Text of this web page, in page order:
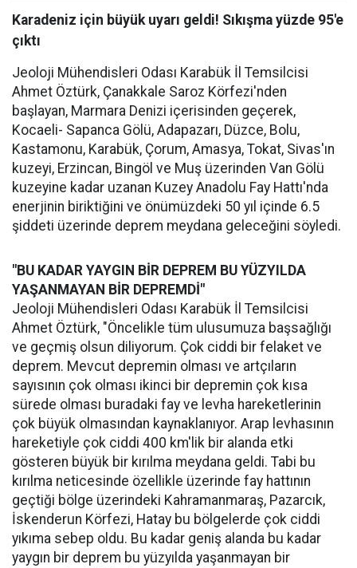
Karadeniz için büyük uyarı geldi! Sıkışma yüzde 95'e
çıktı
Jeoloji Mühendisleri Odası Karabük İl Temsilcisi
Ahmet Öztürk, Çanakkale Saroz Körfezi'nden
başlayan, Marmara Denizi içerisinden geçerek,
Kocaeli- Sapanca Gölü, Adapazarı, Düzce, Bolu,
Kastamonu, Karabük, Çorum, Amasya, Tokat, Sivas'ın
kuzeyi, Erzincan, Bingöl ve Muş üzerinden Van Gölü
kuzeyine kadar uzanan Kuzey Anadolu Fay Hattı'nda
enerjinin biriktiğini ve önümüzdeki 50 yıl içinde 6.5
şiddeti üzerinde deprem meydana geleceğini söyledi.
"BU KADAR YAYGIN BİR DEPREM BU YÜZYILDA
YAŞANMAYAN BİR DEPREMDİ"
Jeoloji Mühendisleri Odası Karabük İl Temsilcisi
Ahmet Öztürk, "Öncelikle tüm ulusumuza başsağlığı
ve geçmiş olsun diliyorum. Çok ciddi bir felaket ve
deprem. Mevcut depremin olması ve artçıların
sayısının çok olması ikinci bir depremin çok kısa
sürede olması buradaki fay ve levha hareketlerinin
çok büyük olmasından kaynaklanıyor. Arap levhasının
hareketiyle çok ciddi 400 km'lik bir alanda etki
gösteren büyük bir kırılma meydana geldi. Tabi bu
kırılma neticesinde özellikle üzerinde fay hattının
geçtiği bölge üzerindeki Kahramanmaraş, Pazarcık,
İskenderun Körfezi, Hatay bu bölgelerde çok ciddi
yıkıma sebep oldu. Bu kadar geniş alanda bu kadar
yaygın bir deprem bu yüzyılda yaşanmayan bir